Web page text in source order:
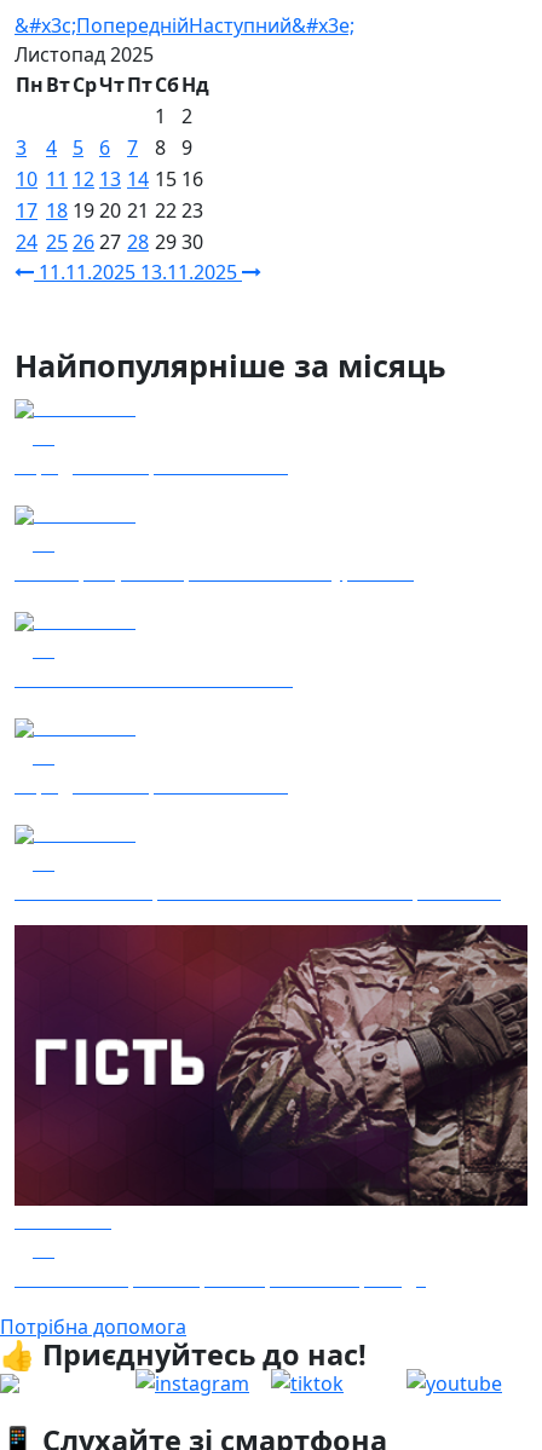
&#x3c;ПопереднійНаступний&#x3e;
Листопад2025
ПнВтСрЧтПтСбНд
1
2
3
4 5 6 7 8 9
10 11 12 13 14 15 16
17 18 1920 21 2223
24 252627 28 2930
11.11.2025 13.11.2025
Найпопулярніше за місяць
Потрібна допомога
👍 Приєднуйтесь до нас!
📱 Слухайте зі смартфона